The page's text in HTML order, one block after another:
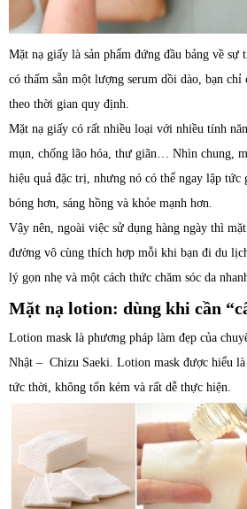
Mặt nạ giấy là sản phẩm đứng đầu bảng về
có thấm sẵn một lượng serum dồi dào, bạn chỉ
theo thời gian quy định.
Mặt nạ giấy có rất nhiều loại với nhiều tính
mụn, chống lão hóa, thư giãn… Nhìn chung,
hiệu quả đặc trị, nhưng nó có thể ngay lập tức
bóng hơn, sáng hồng và khỏe mạnh hơn.
Vậy nên, ngoài việc sử dụng hàng ngày thì
đường vô cùng thích hợp mỗi khi bạn đi du
lý gọn nhẹ và một cách thức chăm sóc da
Mặt nạ lotion: dùng khi cần
Lotion mask là phương pháp làm đẹp của
Nhật – Chizu Saeki. Lotion mask được hiểu
tức thời, không tốn kém và rất dễ thực hiện.